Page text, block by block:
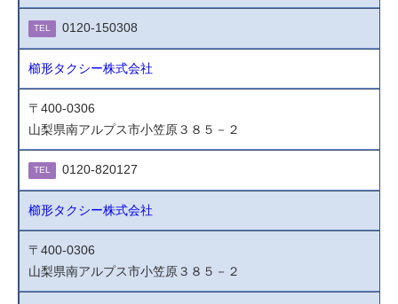
TEL 0120-150308
櫛形タクシー株式会社
〒400-0306
山梨県南アルプス市小笠原３８５－２
TEL 0120-820127
櫛形タクシー株式会社
〒400-0306
山梨県南アルプス市小笠原３８５－２